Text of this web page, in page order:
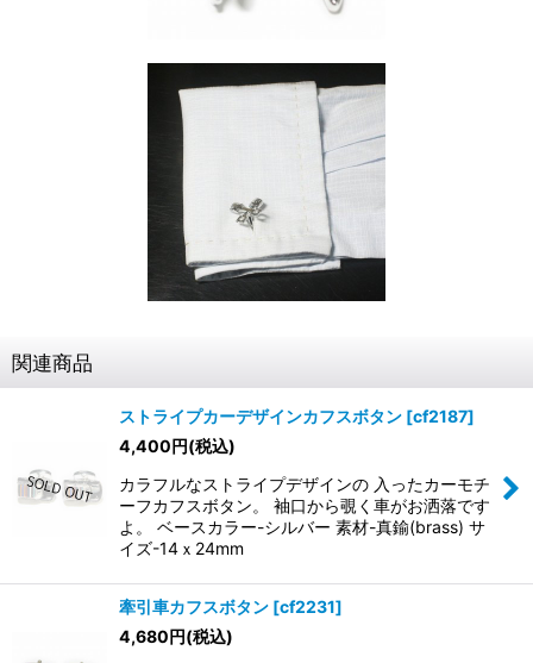
関連商品
ストライプカーデザインカフスボタン [cf2187]
4,400円(税込)
カラフルなストライプデザインの 入ったカーモチ
ーフカフスボタン。 袖口から覗く車がお洒落です
よ。 ベースカラー-シルバー 素材-真鍮(brass) サ
イズ-14ｘ24mm
牽引車カフスボタン [cf2231]
4,680円(税込)